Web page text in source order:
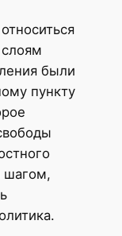
были
пункту
шагом,